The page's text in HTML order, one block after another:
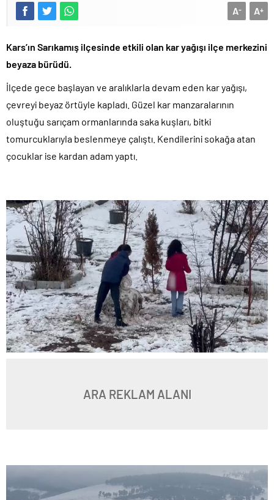
A+
A-
Kars’ın Sarıkamış ilçesinde etkili olan kar yağışı ilçe merkezini
beyaza bürüdü.
İlçede gece başlayan ve aralıklarla devam eden kar yağışı,
çevreyi beyaz örtüyle kapladı. Güzel kar manzaralarının
oluştuğu sarıçam ormanlarında saka kuşları, bitki
tomurcuklarıyla beslenmeye çalıştı. Kendilerini sokağa atan
çocuklar ise kardan adam yaptı.
ARA REKLAM ALANI